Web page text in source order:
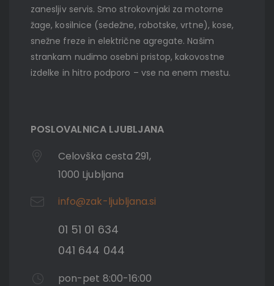
zanesljiv servis. Smo strokovnjaki za motorne
žage, kosilnice (sedežne, robotske, vrtne), kose,
snežne freze in električne agregate. Našim
strankam nudimo osebni pristop, kakovostne
izdelke in hitro podporo – vse na enem mestu.
POSLOVALNICA LJUBLJANA
Celovška cesta 291,
1000 Ljubljana
info@zak-ljubljana.si
01 51 01 634
041 644 044
pon-pet 8:00-16:00